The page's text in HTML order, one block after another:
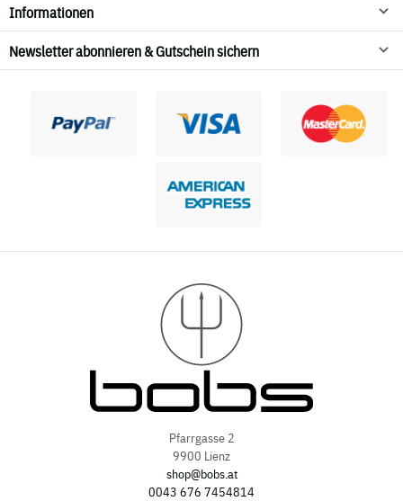
Informationen
Newsletter abonnieren & Gutschein sichern
Pfarrgasse 2
9900 Lienz
shop@bobs.at
0043 676 7454814